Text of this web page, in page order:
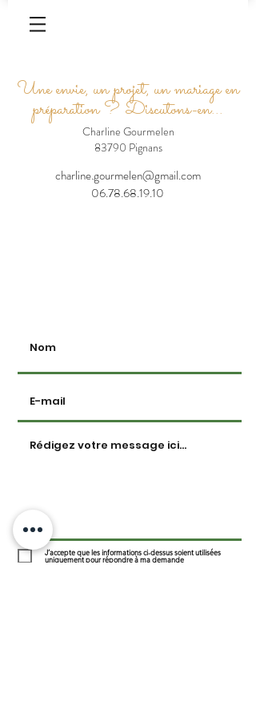
Une envie, un projet, un mariage en
préparation ? Discutons-en...
Charline Gourmelen
83790 Pignans
charline.gourmelen@gmail.com
06.78.68.19.10
J’accepte que les informations ci-dessus soient utilisées
uniquement pour répondre à ma demande